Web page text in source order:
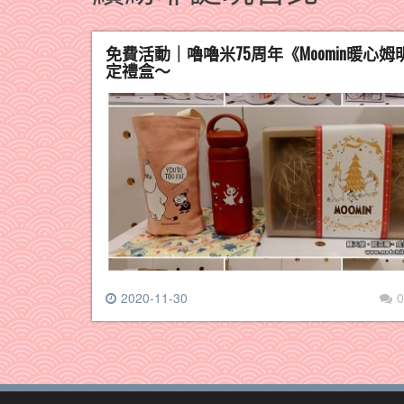
免費活動｜嚕嚕米75周年《Moomin暖心
定禮盒～
2020-11-30